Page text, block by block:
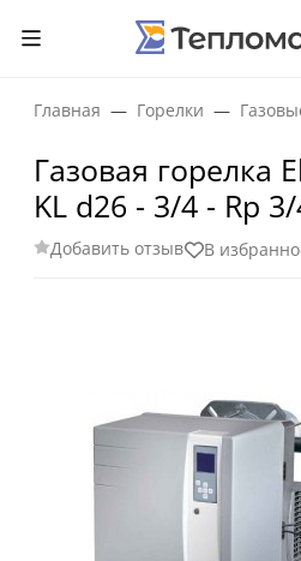
Главная Горелки
Газовая горелка
KL d26 - 3/4 - Rp
Добавить отзыв В